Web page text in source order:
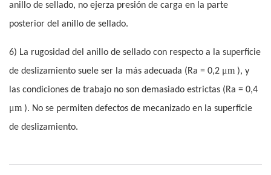
anillo de sellado, no ejerza presión de carga en la parte
posterior del anillo de sellado.
6) La rugosidad del anillo de sellado con respecto a la superficie
de deslizamiento suele ser la más adecuada (Ra = 0,2 μm ), y
las condiciones de trabajo no son demasiado estrictas (Ra = 0,4
μm ). No se permiten defectos de mecanizado en la superficie
de deslizamiento.